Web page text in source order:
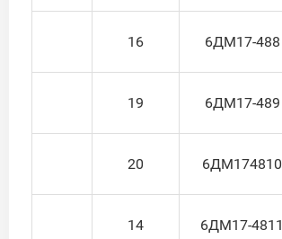
16 6ДМ17-488
19 6ДМ17-489
20 6ДМ174810
14 6ДМ17-4811